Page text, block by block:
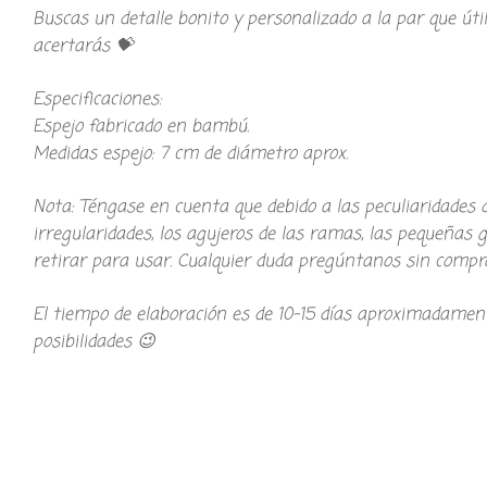
Buscas un detalle bonito y personalizado a la par que
acertarás 💝
Especificaciones:
Espejo fabricado en bambú.
Medidas espejo: 7 cm de diámetro aprox.
Nota: Téngase en cuenta que debido a las
irregularidades, los agujeros de las ramas, las
retirar para usar. Cualquier duda pregúntanos sin
El tiempo de elaboración es de 10-15 días
posibilidades 😉